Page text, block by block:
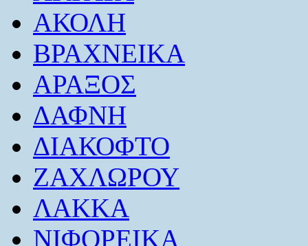
ΑΚΟΛΗ
ΒΡΑΧΝΕΙΚΑ
ΑΡΑΞΟΣ
ΔΑΦΝΗ
ΔΙΑΚΟΦΤΟ
ΖΑΧΛΩΡΟΥ
ΛΑΚΚΑ
ΝΙΦΟΡΕΙΚΑ